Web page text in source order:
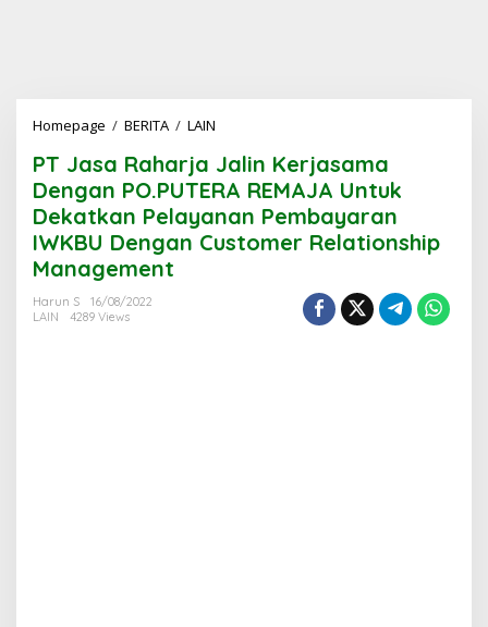
Homepage / BERITA / LAIN
Raharja
Jalin
Kerjasama
Dengan
PO.PUTERA
PT Jasa Raharja Jalin Kerjasama
Dengan PO.PUTERA REMAJA Untuk
Dekatkan Pelayanan Pembayaran
IWKBU Dengan Customer Relationship
Management
Harun S
16/08/2022
LAIN
4289 Views